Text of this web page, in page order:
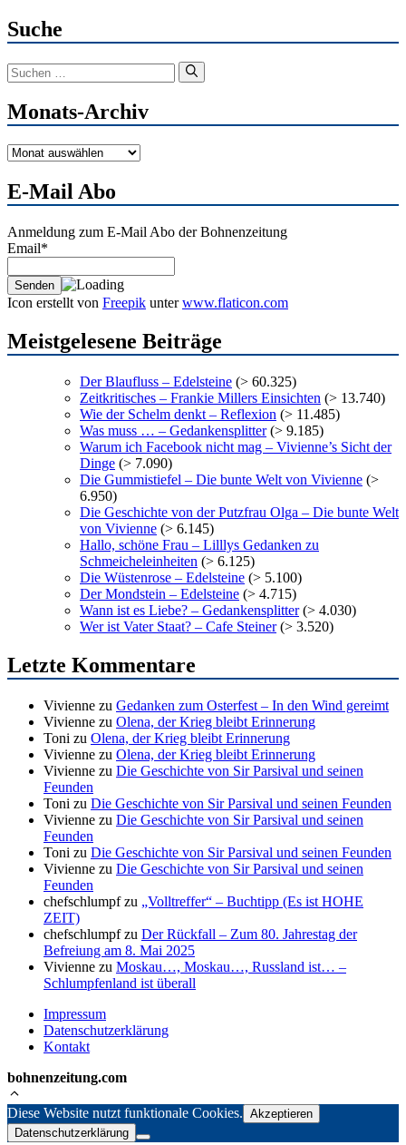
Suche
Suchen
nach:
Monats-Archiv
Monats-
E-Mail Abo
Anmeldung zum E-Mail Abo der Bohnenzeitung
Email*
Icon erstellt von Freepik unterwww.flaticon.com
Meistgelesene Beiträge
Der Blaufluss – Edelsteine (> 60.325)
Zeitkritisches – Frankie Millers Einsichten (> 13.740)
Wie der Schelm denkt – Reflexion (> 11.485)
Was muss … – Gedankensplitter(> 9.185)
Warum ich Facebook nicht mag – Vivienne’s Sicht der
Dinge (> 7.090)
Die Gummistiefel – Die bunte Welt von Vivienne (>
6.950)
Die Geschichte von der Putzfrau Olga – Die bunte Welt
von Vivienne (> 6.145)
Hallo, schöne Frau – Lilllys Gedanken zu
Schmeicheleinheiten (> 6.125)
Die Wüstenrose – Edelsteine (> 5.100)
Der Mondstein – Edelsteine (> 4.715)
Wann ist es Liebe? – Gedankensplitter(> 4.030)
Wer ist Vater Staat? – Cafe Steiner(> 3.520)
Letzte Kommentare
Vivienne zu Gedanken zum Osterfest – In den Wind gereimt
Vivienne zu Olena, der Krieg bleibt Erinnerung
Toni zu Olena, der Krieg bleibt Erinnerung
Vivienne zu Olena, der Krieg bleibt Erinnerung
Vivienne zu Die Geschichte von Sir Parsival und seinen
Feunden
Toni zu Die Geschichte von Sir Parsival und seinen Feunden
Vivienne zu Die Geschichte von Sir Parsival und seinen
Feunden
Toni zu Die Geschichte von Sir Parsival und seinen Feunden
Vivienne zu Die Geschichte von Sir Parsival und seinen
Feunden
chefschlumpfzu „Volltreffer“ – Buchtipp (Es ist HOHE
ZEIT)
chefschlumpfzu Der Rückfall – Zum 80. Jahrestag der
Befreiung am 8. Mai 2025
Vivienne zu Moskau…, Moskau…, Russland ist… –
Schlumpfenland ist überall
Impressum
Datenschutzerklärung
Kontakt
bohnenzeitung.com
Diese Website nutzt funktionale Cookies. Akzeptieren
Datenschutzerklärung